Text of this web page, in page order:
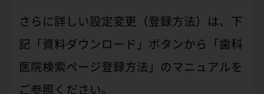
さらに詳しい設定変更（登録方法）は、下
記「資料ダウンロード」ボタンから「歯科
医院検索ページ登録方法」のマニュアルを
ご参照ください。